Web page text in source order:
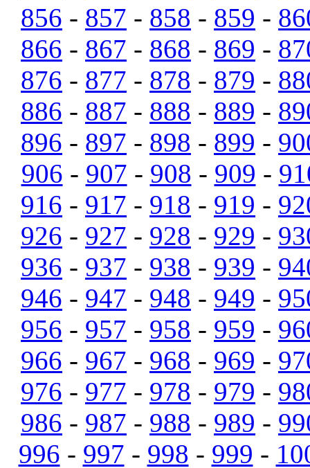
856 - 857 - 858 - 859 -
866 - 867 - 868 - 869 -
876 - 877 - 878 - 879 -
886 - 887 - 888 - 889 -
896 - 897 - 898 - 899 -
906 - 907 - 908 - 909 -
916 - 917 - 918 - 919 -
926 - 927 - 928 - 929 -
936 - 937 - 938 - 939 -
946 - 947 - 948 - 949 -
956 - 957 - 958 - 959 -
966 - 967 - 968 - 969 -
976 - 977 - 978 - 979 -
986 - 987 - 988 - 989 -
996 - 997 - 998 - 999 -